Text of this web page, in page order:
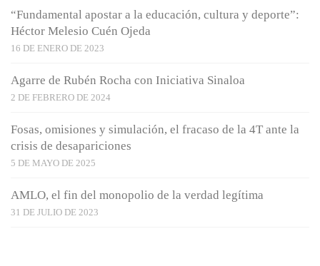
“Fundamental apostar a la educación, cultura y deporte”:
Héctor Melesio Cuén Ojeda
16 DE ENERO DE 2023
Agarre de Rubén Rocha con Iniciativa Sinaloa
2 DE FEBRERO DE 2024
Fosas, omisiones y simulación, el fracaso de la 4T ante la
crisis de desapariciones
5 DE MAYO DE 2025
AMLO, el fin del monopolio de la verdad legítima
31 DE JULIO DE 2023